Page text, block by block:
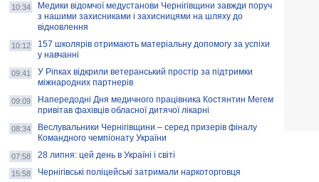
10:34
Медики відомчої медустанови Чернігівщини завжди поруч
з нашими захисниками і захисницями на шляху до
відновлення
10:12
157 школярів отримають матеріальну допомогу за успіхи
у навчанні
09:41
У Ріпках відкрили ветеранський простір за підтримки
міжнародних партнерів
09:09
Напередодні Дня медичного працівника Костянтин Мегем
привітав фахівців обласної дитячої лікарні
08:34
Веслувальники Чернігівщини – серед призерів фіналу
Командного чемпіонату України
07:58 28 липня: цей день в Україні і світі
15:58 Чернігівські поліцейські затримали наркоторговця